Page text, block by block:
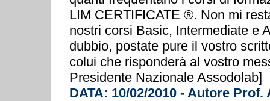
LIM CERTIFICATE ®. Non mi
nostri corsi Basic, Intermediate e
dubbio, postate pure il vostro
colui che risponderà al vostro
Presidente Nazionale Assodolab]
DATA: 10/02/2010 - Autore